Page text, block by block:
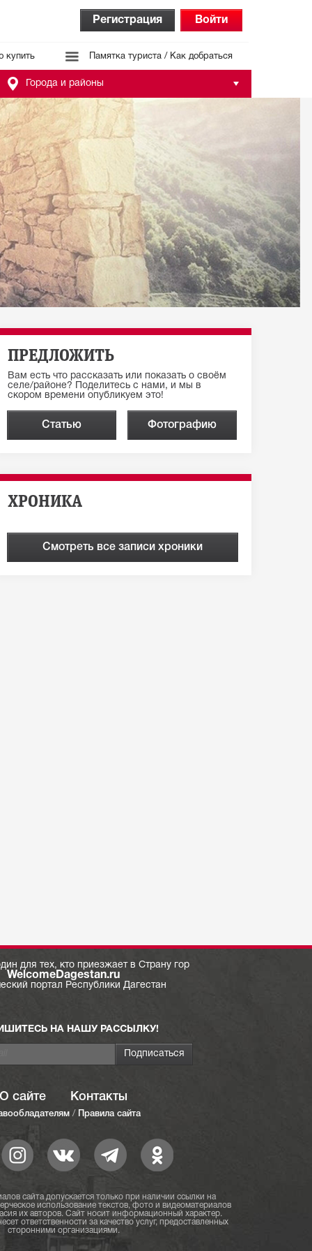
Регистрация Войти
купить Памятка туриста / Как добраться
Города и районы
ПРЕДЛОЖИТЬ
Вам есть что рассказать или показать о своём
селе/районе? Поделитесь с нами, и мы в
скором времени опубликуем это!
Статью Фотографию
ХРОНИКА
Смотреть все записи хроники
для тех, кто приезжает в Страну гор
WelcomeDagestan.ru
портал Республики Дагестан
НА НАШУ РАССЫЛКУ!
О сайте Контакты
/ Правила сайта
сайта допускается только при наличии ссылки на
использование текстов, фото и видеоматериалов
их авторов. Сайт носит информационный характер.
ответственности за качество услуг, предоставленных
сторонними организациями.